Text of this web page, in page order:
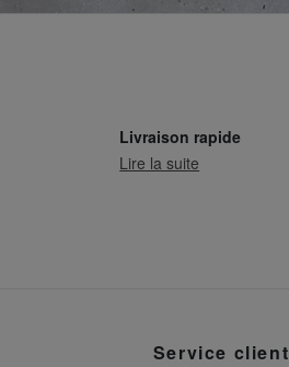
Livraison rapide
Lire la suite
Service client